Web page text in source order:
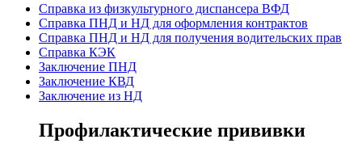
Cправка из физкультурного диспансера ВФД
Cправка ПНД и НД для оформления контрактов
Справка ПНД и НД для получения водительских прав
Справка КЭК
Заключение ПНД
Заключение КВД
Заключение из НД
Профилактические прививки